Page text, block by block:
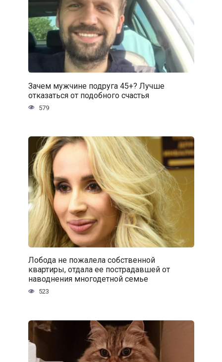
Зачем мужчине подруга 45+? Лучше
отказаться от подобного счастья
579
Лобода не пожалела собственной
квартиры, отдала ее пострадавшей от
наводнения многодетной семье
523